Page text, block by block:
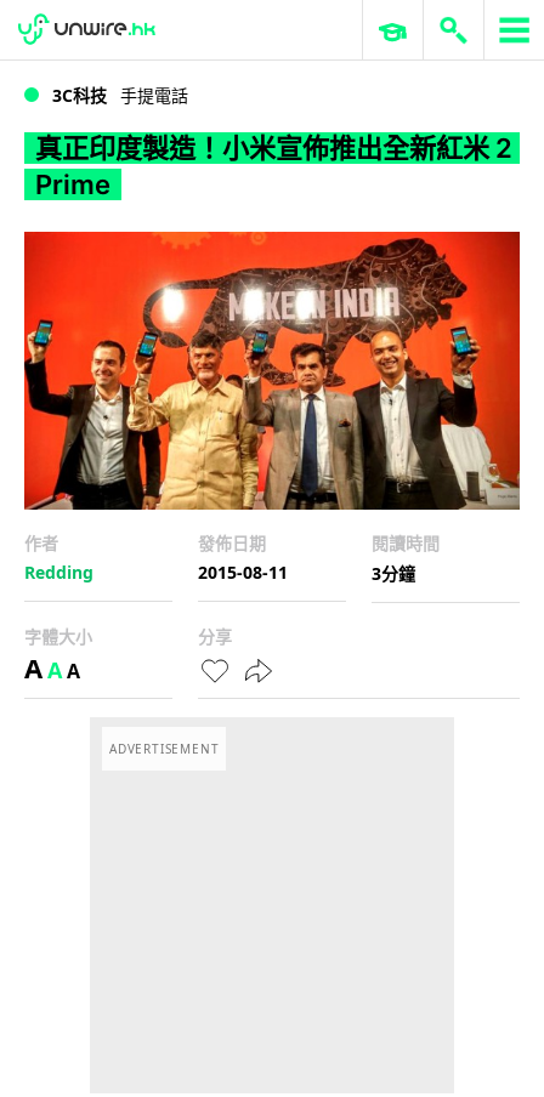
WWDC 2026 ERP 與商業 AI
3C科技 手提電話
真正印度製造！小米宣佈推出全新紅米 2
Prime
作者
Redding
發佈日期
2015-08-11
閱讀時間
3分鐘
字體大小
AAA
分享
ADVERTISEMENT